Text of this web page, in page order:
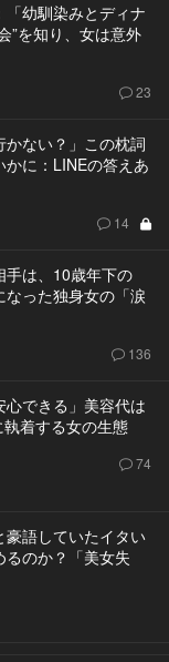
幼馴染みとディナ
”を知り、女は意外
23
かない？」この枕詞
に：LINEの答えあ
14
手は、10歳年下の
った独身女の「涙
136
心できる」美容代は
執着する女の生態
74
豪語していたイタい
のか？「美女失